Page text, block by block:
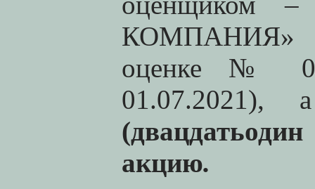
КОМПАНИЯ»
оценке №
акцию.